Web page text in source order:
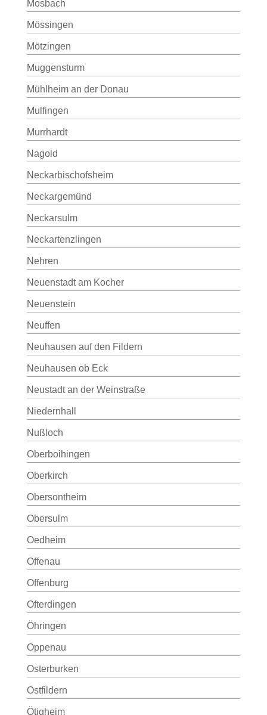
Mosbach
Mössingen
Mötzingen
Muggensturm
Mühlheim an der Donau
Mulfingen
Murrhardt
Nagold
Neckarbischofsheim
Neckargemünd
Neckarsulm
Neckartenzlingen
Nehren
Neuenstadt am Kocher
Neuenstein
Neuffen
Neuhausen auf den Fildern
Neuhausen ob Eck
Neustadt an der Weinstraße
Niedernhall
Nußloch
Oberboihingen
Oberkirch
Obersontheim
Obersulm
Oedheim
Offenau
Offenburg
Ofterdingen
Öhringen
Oppenau
Osterburken
Ostfildern
Ötigheim